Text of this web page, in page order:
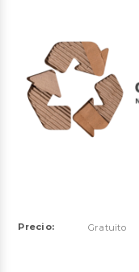
Precio: Gratuito